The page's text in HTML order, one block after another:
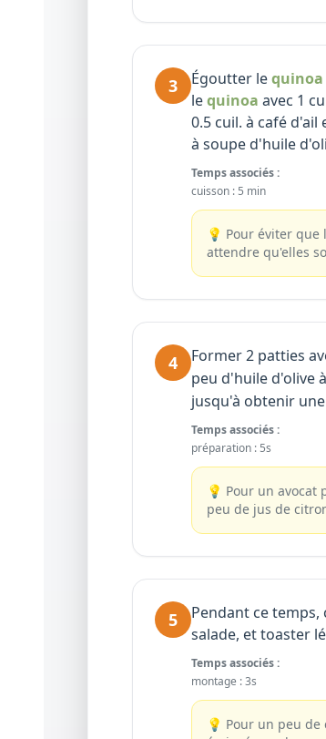
3 Égoutter lequinoa
lequinoa avec 1
0.5 cuil. à café
à soupe d'huile
Temps associés :
cuisson : 5 min
💡 Pour éviter que
attendre qu'elles
4 Former 2 patties
peu d'huile d'olive
jusqu'à obtenir
Temps associés :
préparation : 5s
💡 Pour un avocat
peu de jus de
5
Pendant ce
salade, et toaster
Temps associés :
montage :3s
💡 Pour un peu